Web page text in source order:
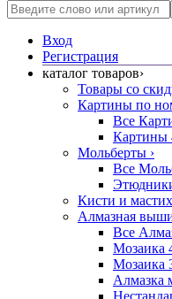
Вход
Регистрация
каталог товаров›
Товары со
Картины по
Все
Картины
Мольберты ›
Все
Кисти и
Алмазная
Все
Мозаика
Мозаика
Алмазка